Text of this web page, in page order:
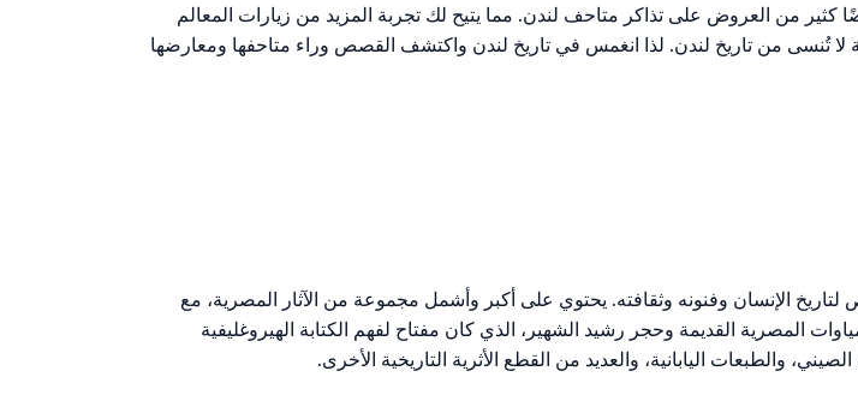
كثير من العروض على تذاكر متاحف لندن. مما يتيح لك تجربة المزيد من زيارات المعالم
لا تُنسى من تاريخ لندن. لذا انغمس في تاريخ لندن واكتشف القصص وراء متاحفها ومعارضها
الإنسان وفنونه وثقافته. يحتوي على أكبر وأشمل مجموعة من الآثار المصرية، مع
المصرية القديمة وحجر رشيد الشهير، الذي كان مفتاح لفهم الكتابة الهيروغليفية
والطبعات اليابانية، والعديد من القطع الأثرية التاريخية الأخرى.